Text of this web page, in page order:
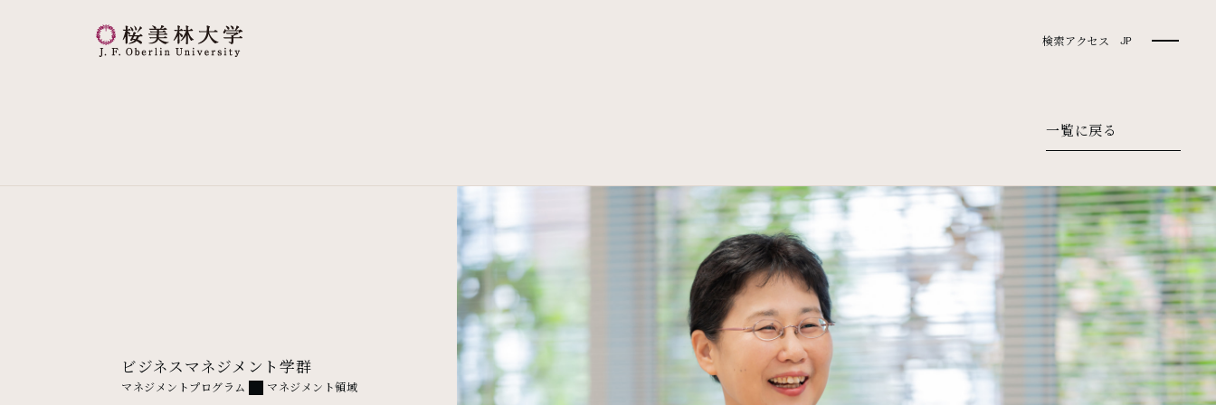
桜美林大学 トップページ 検索アクセス JP
一覧に戻る
ビジネスマネジメント学群
マネジメントプログラム マネジメント領域